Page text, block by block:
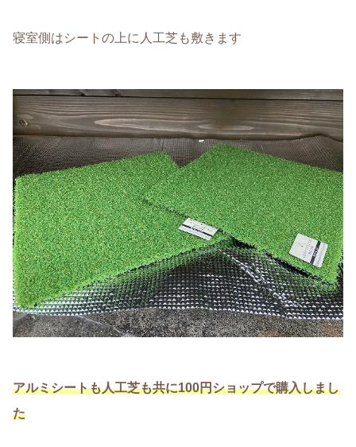
寝室側はシートの上に人工芝も敷きます
アルミシートも人工芝も共に100円ショップで購入しまし
た